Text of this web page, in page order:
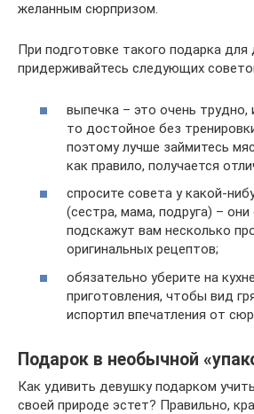
желанным сюрпризом.
При подготовке такого подарка для
придерживайтесь следующих
выпечка – это очень трудно,
то достойное без
поэтому лучше займитесь
как правило, получается
спросите совета у какой-
(сестра, мама, подруга) – они
подскажут вам несколько
оригинальных рецептов;
обязательно уберите на
приготовления, чтобы вид
испортил впечатления от
Подарок в необычной
Как удивить девушку подарком
своей природе эстет? Правильно,